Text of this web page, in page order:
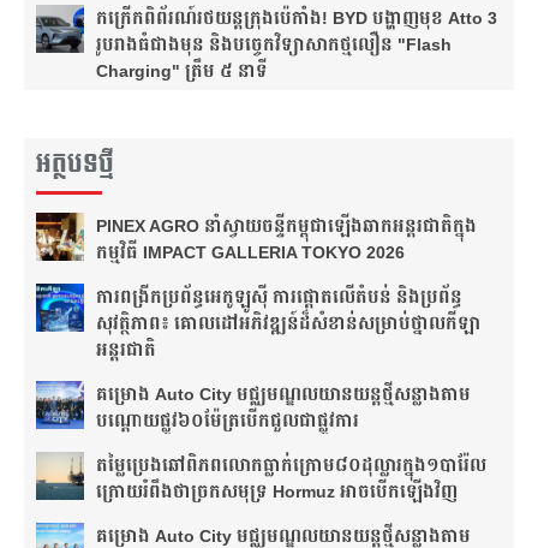
កក្រើកពិព័រណ៍រថយន្តក្រុងប៉េកាំង! BYD បង្ហាញមុខ Atto 3
រូបរាងធំជាងមុន និងបច្ចេកវិទ្យាសាកថ្មលឿន "Flash
Charging" ត្រឹម ៥ នាទី
អត្ថបទថ្មី
PINEX AGRO នាំ​ស្វាយចន្ទី​កម្ពុជា​ឡើង​ឆាក​អន្តរជាតិ​​ក្នុង​
កម្មវិធី​ IMPACT GALLERIA TOKYO 2026
ការពង្រីកប្រព័ន្ធអេកូឡូស៊ី ការផ្តោតលើតំបន់ និងប្រព័ន្ធ
សុវត្ថិភាព៖ គោលដៅអភិវឌ្ឍន៍ដ៏សំខាន់សម្រាប់ថ្នាលកីឡា
អន្តរជាតិ
គម្រោង Auto City មជ្ឈមណ្ឌលយានយន្តថ្មីសន្លាង​តាម
បណ្តោយផ្លូវ​​៦០ម៉ែត្រ​បើកជួលជាផ្លូវការ
តម្លៃប្រេងឆៅពិភពលោកធ្លាក់ក្រោម៨០ដុល្លារក្នុង១បារ៉ែល
ក្រោយរំពឹងថា​ច្រកសមុទ្រ Hormuz អាចបើកឡើងវិញ
គម្រោង Auto City មជ្ឈមណ្ឌលយានយន្តថ្មីសន្លាង​តាម